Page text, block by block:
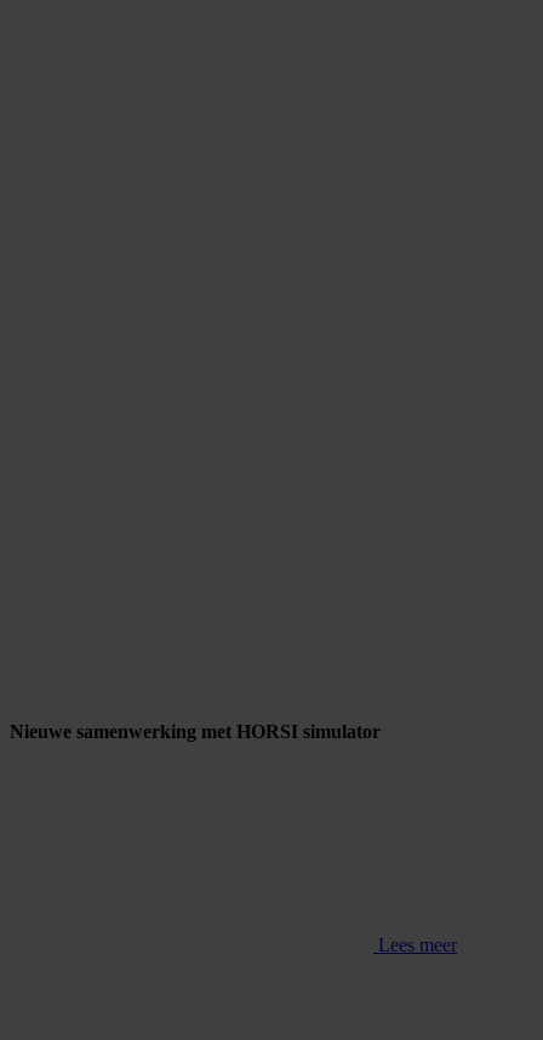
Nieuwe samenwerking met HORSI simulator
Lees meer